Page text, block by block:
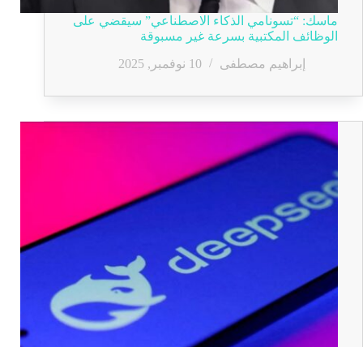
ماسك: “تسونامي الذكاء الاصطناعي” سيقضي على
الوظائف المكتبية بسرعة غير مسبوقة
إبراهيم مصطفى
10 نوفمبر, 2025